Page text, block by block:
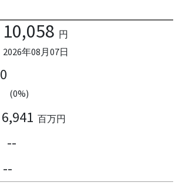
10,058 円
2026年08月07日
0
(0%)
6,941 百万円
--
--